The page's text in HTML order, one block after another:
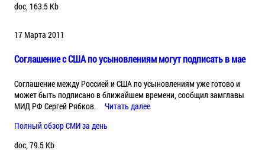
doc, 163.5 Kb
17 Марта 2011
Cоглашение с США по усыновлениям могут подписать в мае
Соглашение между Россией и США по усыновлениям уже готово и
может быть подписано в ближайшем времени, сообщил замглавы
МИД РФ Сергей Рябков.
Читать далее
Полный обзор СМИ за день
doc, 79.5 Kb